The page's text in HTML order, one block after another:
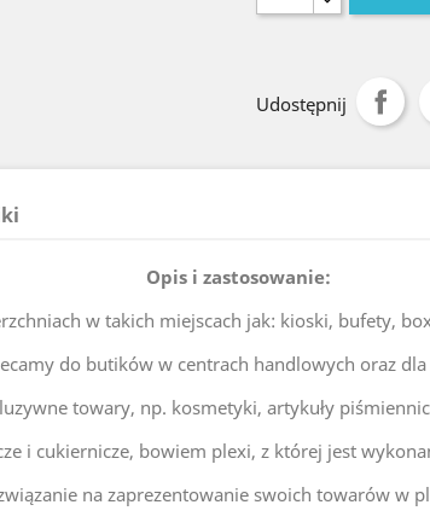
Udostępnij
Opis i zastosowanie:
w takich miejscach jak: kioski, bufety,
do butików w centrach handlowych oraz
towary, np. kosmetyki, artykuły
i cukiernicze, bowiem plexi, z której jest
na zaprezentowanie swoich towarów w